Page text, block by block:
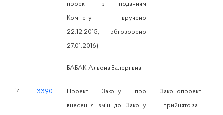
проект з поданням
Комітету вручено
22.12.2015, обговорено
27.01.2016)
БАБАК Альона Валеріївна
14. 3390 Проект Закону про
внесення змін до Закону
Законопроект
прийнято за